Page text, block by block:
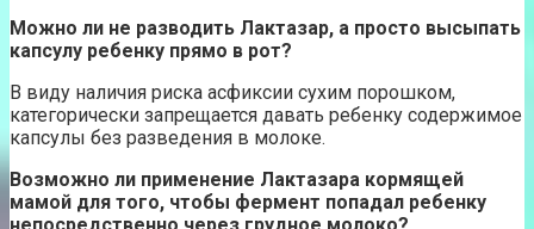
Можно ли не разводить Лактазар, а просто высыпать
капсулу ребенку прямо в рот?
В виду наличия риска асфиксии сухим порошком,
категорически запрещается давать ребенку содержимое
капсулы без разведения в молоке.
Возможно ли применение Лактазара кормящей
мамой для того, чтобы фермент попадал ребенку